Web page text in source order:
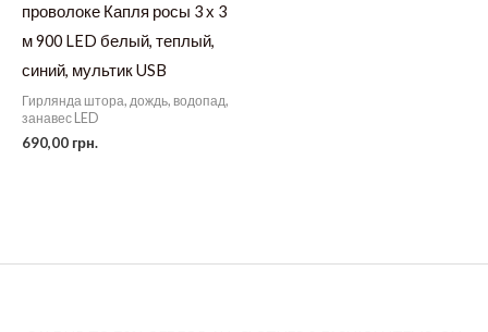
проволоке Капля росы 3 х 3
м 900 LED белый, теплый,
синий, мультик USB
Гирлянда штора, дождь, водопад,
занавес LED
690,00 грн.